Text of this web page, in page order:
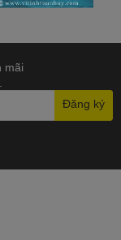
mãi
Đăng ký